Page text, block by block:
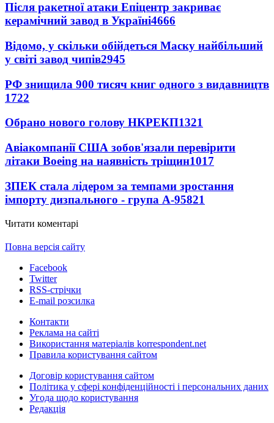
Після ракетної атаки Епіцентр закриває
керамічний завод в Україні4666
Відомо, у скільки обійдеться Маску найбільший
у світі завод чипів2945
РФ знищила 900 тисяч книг одного з видавництв
1722
Обрано нового голову НКРЕКП1321
Авіакомпанії США зобов'язали перевірити
літаки Boeing на наявність тріщин1017
ЗПЕК стала лідером за темпами зростання
імпорту дизпального - група А-95821
Читати коментарі
Повна версія сайту
Facebook
Twitter
RSS-стрічки
E-mail розсилка
Контакти
Реклама на сайті
Використання матеріалів korrespondent.net
Правила користування сайтом
Договір користування сайтом
Політика у сфері конфіденційності і персональних даних
Угода щодо користування
Редакція